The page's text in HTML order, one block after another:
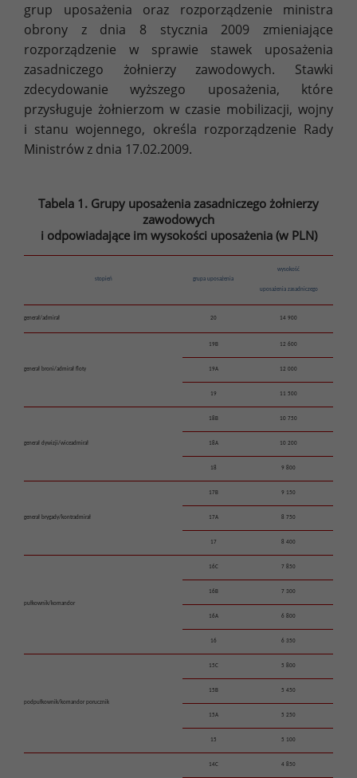
grup uposażenia oraz rozporządzenie ministra
obrony z dnia 8 stycznia 2009 zmieniające
rozporządzenie w sprawie stawek uposażenia
zasadniczego żołnierzy zawodowych. Stawki
zdecydowanie wyższego uposażenia, które
przysługuje żołnierzom w czasie mobilizacji, wojny
i stanu wojennego, określa rozporządzenie Rady
Ministrów z dnia 17.02.2009.
Tabela 1. Grupy uposażenia zasadniczego żołnierzy
zawodowych
i odpowiadające im wysokości uposażenia (w PLN)
stopień grupa uposażenia
wysokość
uposażenia zasadniczego
generał/admirał 20 14 900
generał broni/admirał floty
19B 12 600
19A 12 000
19 11 500
generał dywizji/wiceadmirał
18B 10 750
18A 10 200
18 9 800
generał brygady/kontradmirał
17B 9 150
17A 8 750
17 8 400
pułkownik/komandor
16C 7 850
16B 7 300
16A 6 800
16 6 350
podpułkownik/komandor porucznik
15C 5 800
15B 5 450
15A 5 250
15 5 100
14C 4 850